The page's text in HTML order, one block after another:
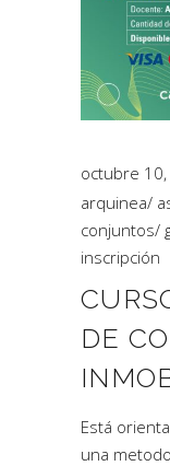
octubre
arquinea/
conjuntos/
inscripción
DE
Está
una